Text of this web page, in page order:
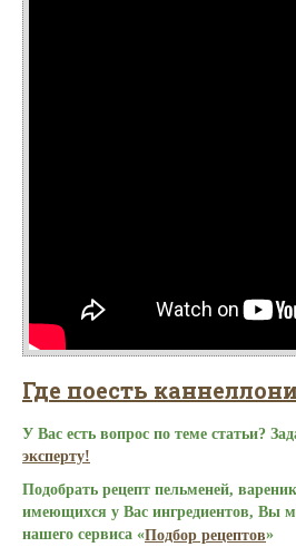
Где поесть каннеллони
У Вас есть вопрос по теме статьи?
эксперту!
Подобрать рецепт пельменей,
имеющихся у Вас ингредиентов, Вы
нашего сервиса «Подбор рецептов»